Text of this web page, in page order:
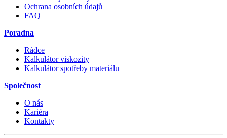
Ochrana osobních údajů
FAQ
Poradna
Rádce
Kalkulátor viskozity
Kalkulátor spotřeby materiálu
Společnost
O nás
Kariéra
Kontakty